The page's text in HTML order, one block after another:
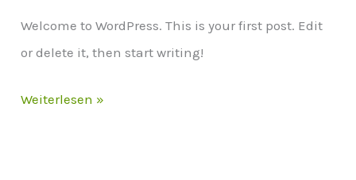
Welcome to WordPress. This is your first post. Edit
or delete it, then start writing!
Hello
Weiterlesen »